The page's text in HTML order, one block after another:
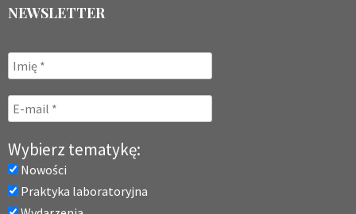
NEWSLETTER
Wybierz tematykę:
Nowości
Praktyka laboratoryjna